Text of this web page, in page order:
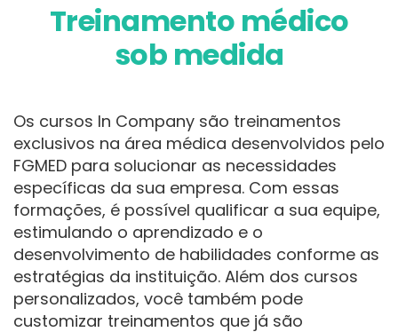
Treinamento médico
sob medida
Os cursos In Company são treinamentos
exclusivos na área médica desenvolvidos pelo
FGMED para solucionar as necessidades
específicas da sua empresa. Com essas
formações, é possível qualificar a sua equipe,
estimulando o aprendizado e o
desenvolvimento de habilidades conforme as
estratégias da instituição. Além dos cursos
personalizados, você também pode
customizar treinamentos que já são